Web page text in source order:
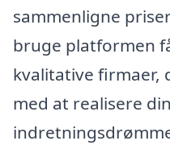
sammenligne
bruge platformen
kvalitative firmaer,
med at realisere